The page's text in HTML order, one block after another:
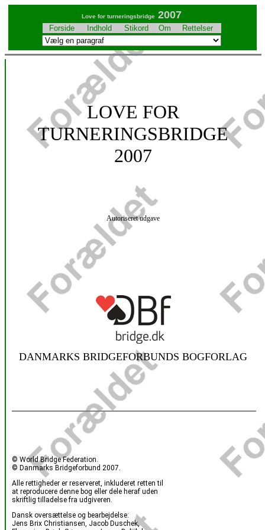
Love for turneringsbridge 2007
Forside Indhold Stikord Om Rettelser
LOVE FOR
TURNERINGSBRIDGE
2007
Autoriseret udgave
DANMARKS BRIDGEFORBUNDS BOGFORLAG
© World Bridge Federation.
© Danmarks Bridgeforbund 2007.
Alle rettigheder er reserveret, inkluderet retten til
at reproducere denne bog eller dele heraf uden
skriftlig tilladelse fra udgiveren.
Dansk oversættelse og bearbejdelse:
Jens Brix Christiansen, Jacob Duschek,